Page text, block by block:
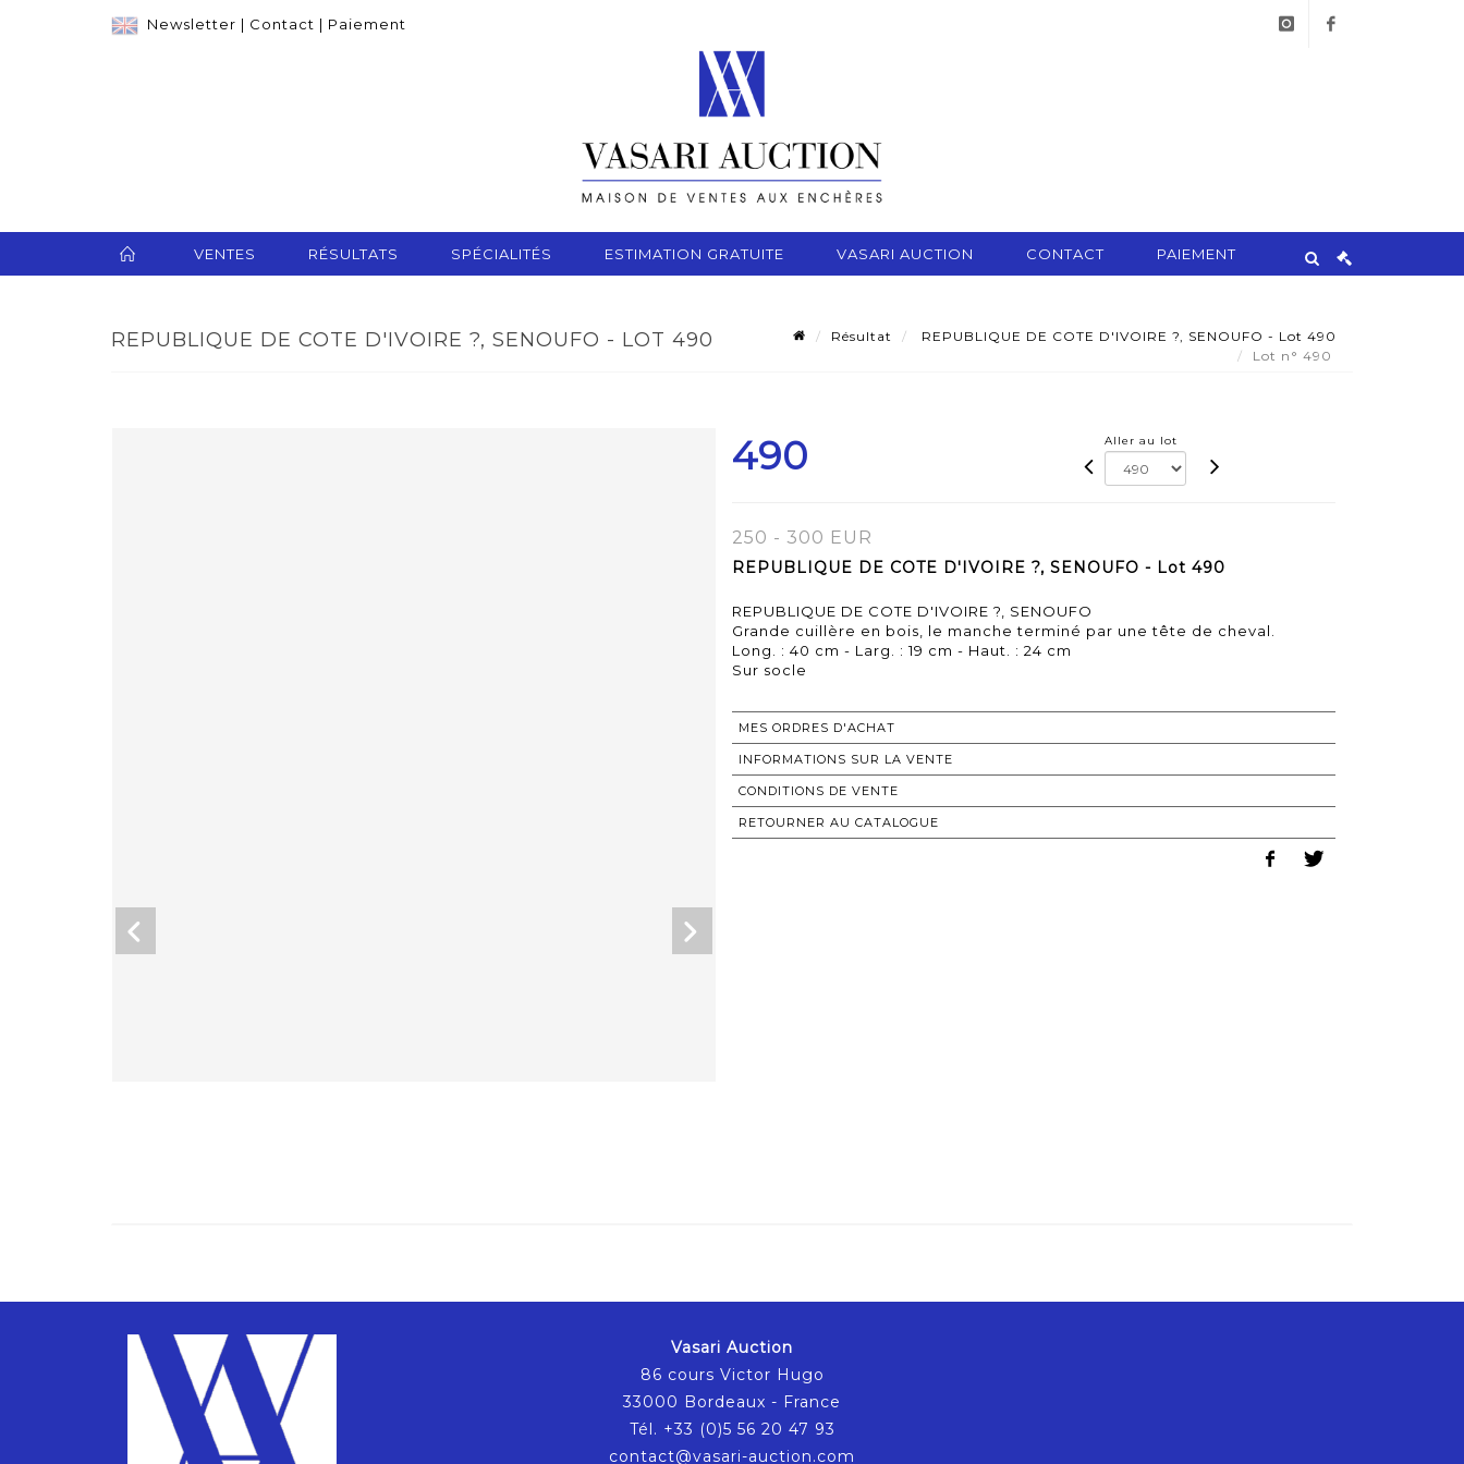
Newsletter | Contact | Paiement
VENTES RÉSULTATS SPÉCIALITÉS ESTIMATION GRATUITE VASARI AUCTION CONTACT PAIEMENT
REPUBLIQUE DE COTE D'IVOIRE ?, SENOUFO - LOT 490 Résultat
REPUBLIQUE DE COTE D'IVOIRE ?, SENOUFO - Lot 490
Lot n° 490
490 Aller au lot
250 - 300 EUR
REPUBLIQUE DE COTE D'IVOIRE ?, SENOUFO - Lot 490
REPUBLIQUE DE COTE D'IVOIRE ?, SENOUFO
Grande cuillère en bois, le manche terminé par une tête de cheval.
Long. : 40 cm - Larg. : 19 cm - Haut. : 24 cm
Sur socle
MES ORDRES D'ACHAT
INFORMATIONS SUR LA VENTE
CONDITIONS DE VENTE
RETOURNER AU CATALOGUE
Vasari Auction
86 cours Victor Hugo
33000 Bordeaux - France
Tél. +33 (0)5 56 20 47 93
contact@vasari-auction.com